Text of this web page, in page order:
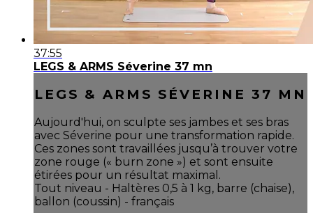
37:55
LEGS & ARMS Séverine 37 mn
LEGS & ARMS SÉVERINE 37 MN
Aujourd'hui, on sculpte ses jambes et ses bras
avec Séverine pour une transformation rapide.
Ces zones sont travaillées jusqu’à trouver votre
zone rouge (« burn zone ») et sont ensuite
étirées pour un résultat maximal.
Tout niveau - Haltères 0,5 à 1 kg, barre (chaise),
ballon (coussin) - français